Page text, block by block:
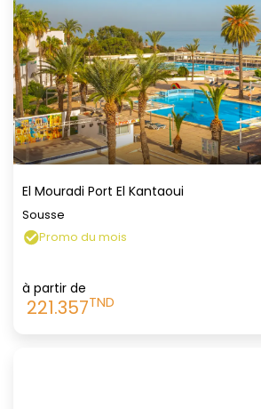
El Mouradi Port El Kantaoui
Sousse
Promo du mois
à partir de
221.357TND